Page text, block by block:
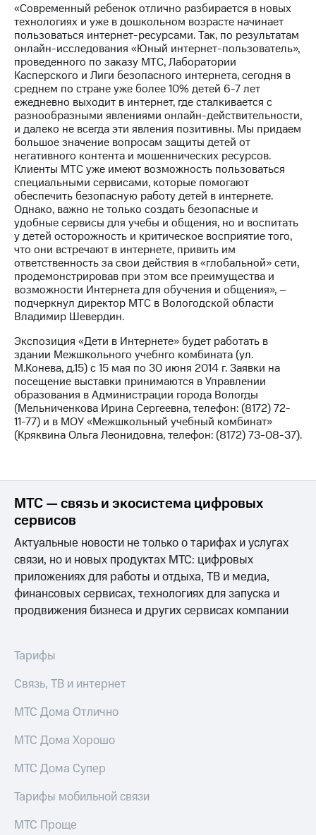
Акционерный
капитал
Контроль
и
аудит
Рынок
акций
Описание
Программа
приобретения
Порядок
выкупа
акций
Дивиденды
Рынок
облигаций
Описание
Еврооблигации-2023
Уведомление
о
погашении
именных
Другое
Регистратор
Реквизиты
Контакты
развитие
деловая этика
На главную
«Современный ребенок отлично разбирается в новых
технологиях и уже в дошкольном возрасте начинает
пользоваться интернет-ресурсами. Так, по результатам
онлайн-исследования «Юный интернет-пользователь»,
проведенного по заказу МТС, Лаборатории
Касперского и Лиги безопасного интернета, сегодня в
среднем по стране уже более 10% детей 6-7 лет
ежедневно выходит в интернет, где сталкивается с
разнообразными явлениями онлайн-действительности,
и далеко не всегда эти явления позитивны. Мы придаем
большое значение вопросам защиты детей от
негативного контента и мошеннических ресурсов.
Клиенты МТС уже имеют возможность пользоваться
специальными сервисами, которые помогают
обеспечить безопасную работу детей в интернете.
Однако, важно не только создать безопасные и
удобные сервисы для учебы и общения, но и воспитать
у детей осторожность и критическое восприятие того,
что они встречают в интернете, привить им
ответственность за свои действия в «глобальной» сети,
продемонстрировав при этом все преимущества и
возможности Интернета для обучения и общения», –
подчеркнул директор МТС в Вологодской области
Владимир Шевердин.
Экспозиция «Дети в Интернете» будет работать в
здании Межшкольного учебнго комбината (ул.
М.Конева, д.15) с 15 мая по 30 июня 2014 г. Заявки на
посещение выставки принимаются в Управлении
образования в Администрации города Вологды
(Мельниченкова Ирина Сергеевна, телефон: (8172) 72-
11-77) и в МОУ «Межшкольный учебный комбинат»
(Кряквина Ольга Леонидовна, телефон: (8172) 73-08-37).
МТС — связь и экосистема цифровых
сервисов
Актуальные новости не только о тарифах и услугах
связи, но и новых продуктах МТС: цифровых
приложениях для работы и отдыха, ТВ и медиа,
финансовых сервисах, технологиях для запуска и
продвижения бизнеса и других сервисах компании
Тарифы
Связь, ТВ и интернет
МТС Дома Отлично
МТС Дома Хорошо
МТС Дома Супер
Тарифы мобильной связи
МТС Проще